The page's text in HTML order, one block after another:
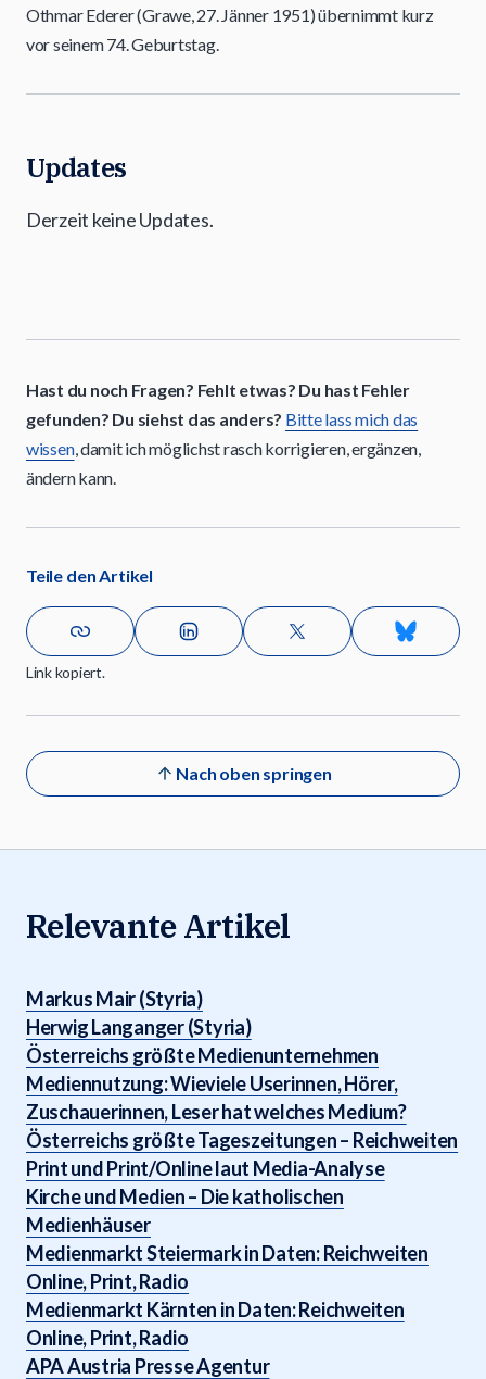
Othmar Ederer (Grawe, 27. Jänner 1951) übernimmt kurz
vor seinem 74. Geburtstag.
Updates
Derzeit keine Updates.
Hast du noch Fragen? Fehlt etwas? Du hast Fehler
gefunden? Du siehst das anders? Bitte lass mich das
wissen, damit ich möglichst rasch korrigieren, ergänzen,
ändern kann.
Teile den Artikel
Link kopiert.
Nach oben springen
Relevante Artikel
Markus Mair (Styria)
Herwig Langanger (Styria)
Österreichs größte Medienunternehmen
Mediennutzung: Wieviele Userinnen, Hörer,
Zuschauerinnen, Leser hat welches Medium?
Österreichs größte Tageszeitungen – Reichweiten
Print und Print/Online laut Media-Analyse
Kirche und Medien – Die katholischen
Medienhäuser
Medienmarkt Steiermark in Daten: Reichweiten
Online, Print, Radio
Medienmarkt Kärnten in Daten: Reichweiten
Online, Print, Radio
APA Austria Presse Agentur